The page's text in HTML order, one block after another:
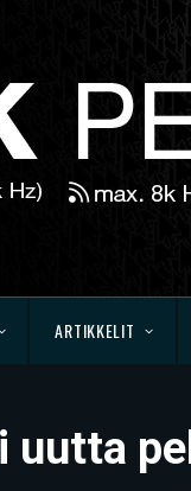
ARTIKKELIT
uutta